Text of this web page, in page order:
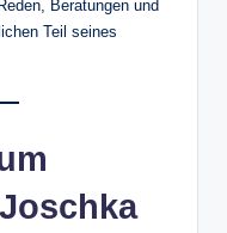
Beratungen und
Teil seines